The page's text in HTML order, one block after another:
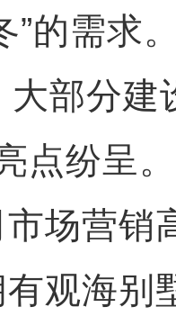
”的需求
大部分
点纷呈
场营销
观海别